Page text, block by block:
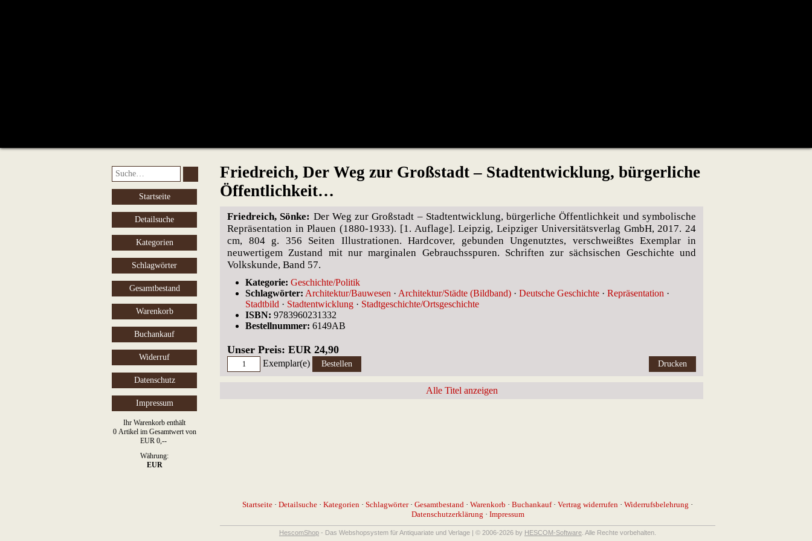
Startseite
Detailsuche
Kategorien
Schlagwörter
Gesamtbestand
Warenkorb
Buchankauf
Widerruf
Datenschutz
Impressum
Ihr Warenkorb enthält
0 Artikel im Gesamtwert von
EUR 0,--
Währung:
EUR
Friedreich, Der Weg zur Großstadt – Stadtentwicklung, bürgerliche
Öffentlichkeit…
Friedreich, Sönke: Der Weg zur Großstadt – Stadtentwicklung, bürgerliche Öffentlichkeit und symbolische
Repräsentation in Plauen (1880-1933). [1. Auflage]. Leipzig, Leipziger Universitätsverlag GmbH, 2017. 24
cm, 804 g. 356 Seiten Illustrationen. Hardcover, gebunden Ungenutztes, verschweißtes Exemplar in
neuwertigem Zustand mit nur marginalen Gebrauchsspuren. Schriften zur sächsischen Geschichte und
Volkskunde, Band 57.
Kategorie: Geschichte/Politik
Schlagwörter: Architektur/Bauwesen · Architektur/Städte (Bildband) · Deutsche Geschichte · Repräsentation ·
Stadtbild · Stadtentwicklung · Stadtgeschichte/Ortsgeschichte
ISBN: 9783960231332
Bestellnummer: 6149AB
Unser Preis: EUR 24,90
Exemplar(e)
Alle Titel anzeigen
Startseite · Detailsuche · Kategorien · Schlagwörter· Gesamtbestand · Warenkorb · Buchankauf· Vertrag widerrufen · Widerrufsbelehrung ·
Datenschutzerklärung · Impressum
HescomShop - Das Webshopsystem für Antiquariate und Verlage | © 2006-2026 by HESCOM-Software . Alle Rechte vorbehalten.